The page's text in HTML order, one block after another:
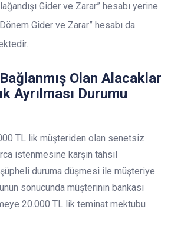
Gider ve Zarar” hesabı yerine
Gider ve Zarar” hesabı da
Olan Alacaklar
Ayrılması Durumu
TL lik müşteriden olan senetsiz
istenmesine karşın tahsil
duruma düşmesi ile müşteriye
sonucunda müşterinin bankası
20.000 TL lik teminat mektubu